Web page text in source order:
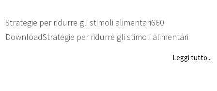
Strategie per ridurre gli stimoli alimentari660
DownloadStrategie per ridurre gli stimoli alimentari
Leggi tutto...